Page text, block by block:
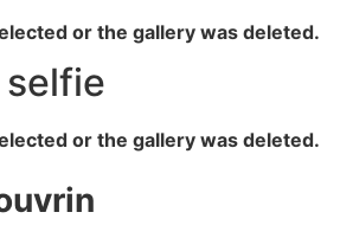
or the gallery was deleted.
selfie
or the gallery was deleted.